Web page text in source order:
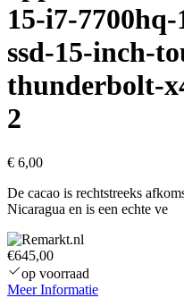
15-i7-
ssd-15-inch-
thunderbolt-
2
€ 6,00
De cacao is rechtstreeks
Nicaragua en is een echte ve
€645,00
op voorraad
Meer Informatie